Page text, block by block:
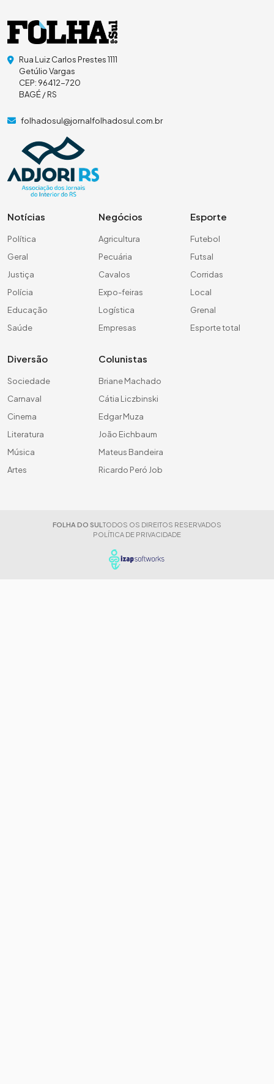
Rua Luiz Carlos Prestes 1111
Getúlio Vargas
CEP: 96412-720
BAGÉ / RS
folhadosul@jornalfolhadosul.com.br
Notícias
Política
Geral
Justiça
Polícia
Educação
Saúde
Negócios
Agricultura
Pecuária
Cavalos
Expo-feiras
Logística
Empresas
Esporte
Futebol
Futsal
Corridas
Local
Grenal
Esporte total
Diversão
Sociedade
Carnaval
Cinema
Literatura
Música
Artes
Colunistas
Briane Machado
Cátia Liczbinski
Edgar Muza
João Eichbaum
Mateus Bandeira
Ricardo Peró Job
FOLHA DO SUL TODOS OS DIREITOS RESERVADOS
POLÍTICA DE PRIVACIDADE